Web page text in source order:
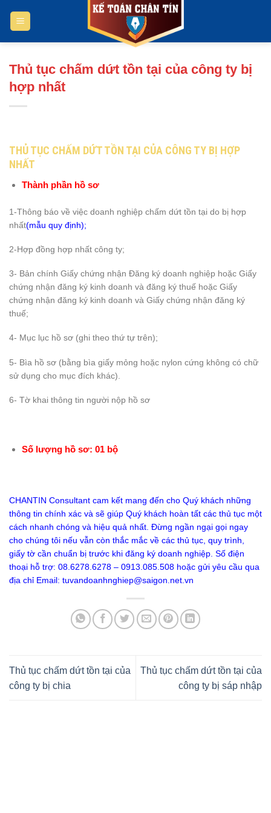
Thủ tục chấm dứt tồn tại của công ty bị
hợp nhất
THỦ TỤC CHẤM DỨT TỒN TẠI CỦA CÔNG TY BỊ HỢP
NHẤT
Thành phần hồ sơ
1-Thông báo về việc doanh nghiệp chấm dứt tồn tại do bị hợp
nhất(mẫu quy định);
2-Hợp đồng hợp nhất công ty;
3- Bản chính Giấy chứng nhận Đăng ký doanh nghiệp hoặc Giấy
chứng nhận đăng ký kinh doanh và đăng ký thuế hoặc Giấy
chứng nhận đăng ký kinh doanh và Giấy chứng nhận đăng ký
thuế;
4- Mục lục hồ sơ (ghi theo thứ tự trên);
5- Bìa hồ sơ (bằng bìa giấy mỏng hoặc nylon cứng không có chữ
sử dụng cho mục đích khác).
6- Tờ khai thông tin người nộp hồ sơ
Số lượng hồ sơ: 01 bộ
CHANTIN Consultant cam kết mang đến cho Quý khách những
thông tin chính xác và sẽ giúp Quý khách hoàn tất các thủ tục một
cách nhanh chóng và hiệu quả nhất. Đừng ngần ngại gọi ngay
cho chúng tôi nếu vẫn còn thắc mắc về các thủ tục, quy trình,
giấy tờ cần chuẩn bị trước khi đăng ký doanh nghiệp. Số điện
thoại hỗ trợ: 08.6278.6278 – 0913.085.508 hoặc gửi yêu cầu qua
địa chỉ Email: tuvandoanhnghiep@saigon.net.vn
Thủ tục chấm dứt tồn tại của
công ty bị chia
Thủ tục chấm dứt tồn tại của
công ty bị sáp nhập